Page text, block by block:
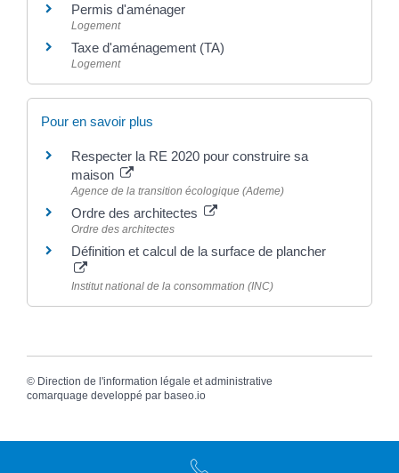
Permis d'aménager
Logement
Taxe d'aménagement (TA)
Logement
Pour en savoir plus
Respecter la RE 2020 pour construire sa
maison
Agence de la transition écologique (Ademe)
Ordre des architectes
Ordre des architectes
Définition et calcul de la surface de plancher
Institut national de la consommation (INC)
© Direction de l'information légale et administrative
comarquage developpé par baseo.io